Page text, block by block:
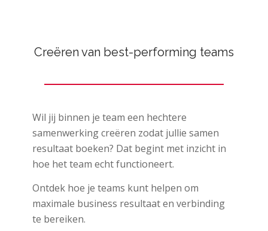
Creëren van best-performing teams
Wil jij binnen je team een hechtere
samenwerking creëren zodat jullie samen
resultaat boeken? Dat begint met inzicht in
hoe het team echt functioneert.
Ontdek hoe je teams kunt helpen om
maximale business resultaat en verbinding
te bereiken.